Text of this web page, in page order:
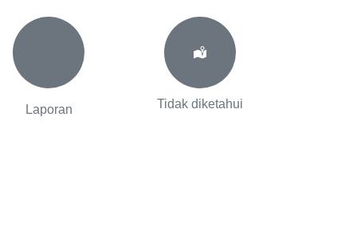
Laporan Tidak diketahui